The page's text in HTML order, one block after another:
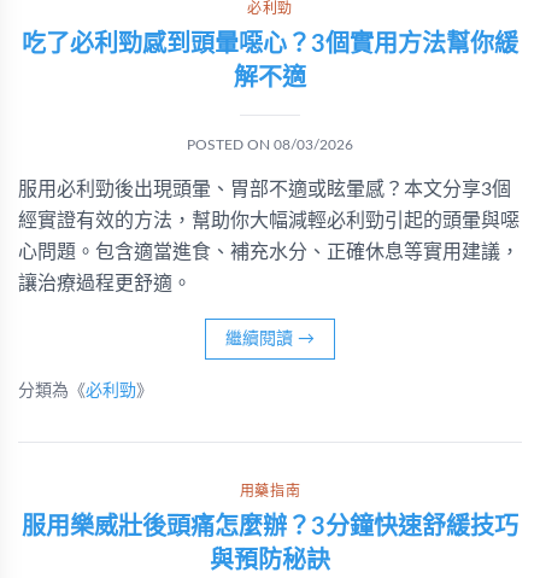
必利勁
吃了必利勁感到頭暈噁心？3個實用方法幫你緩
解不適
POSTED ON 08/03/2026
服用必利勁後出現頭暈、胃部不適或眩暈感？本文分享3個
經實證有效的方法，幫助你大幅減輕必利勁引起的頭暈與噁
心問題。包含適當進食、補充水分、正確休息等實用建議，
讓治療過程更舒適。
繼續閱讀 →
分類為《必利勁》
用藥指南
服用樂威壯後頭痛怎麼辦？3分鐘快速舒緩技巧
與預防秘訣